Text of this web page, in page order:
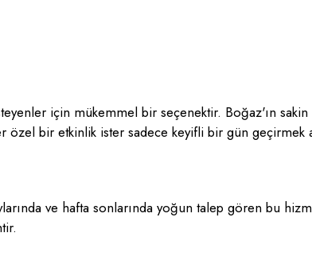
için mükemmel bir seçenektir. Boğaz'ın sakin
özel bir etkinlik ister sadece keyifli bir gün geçirmek
ve hafta sonlarında yoğun talep gören bu